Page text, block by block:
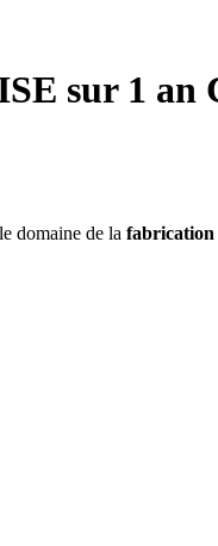
sur 1 an
domaine de la fabrication